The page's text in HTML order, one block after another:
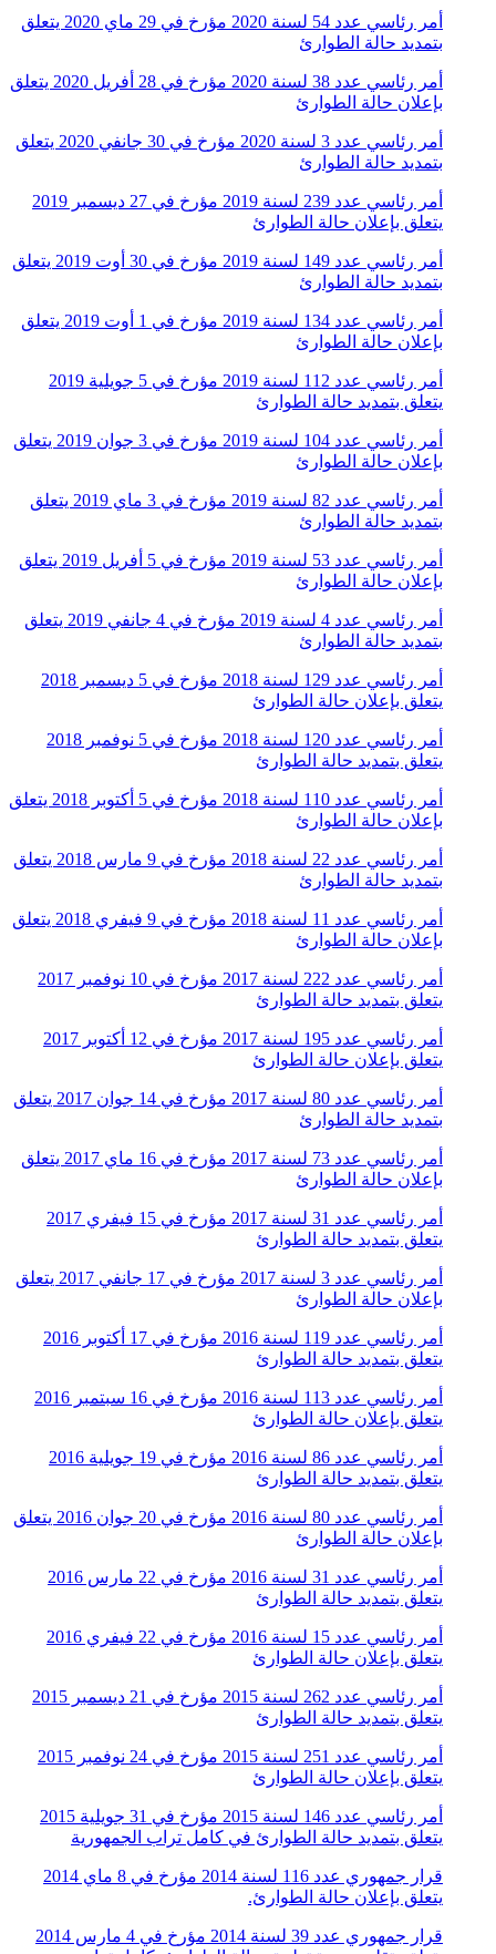
أمر رئاسي عدد 54 لسنة 2020 مؤرخ في 29 ماي 2020 يتعلق
بتمديد حالة الطوارئ
أمر رئاسي عدد 38 لسنة 2020 مؤرخ في 28 أفريل 2020 يتعلق
بإعلان حالة الطوارئ
أمر رئاسي عدد 3 لسنة 2020 مؤرخ في 30 جانفي 2020 يتعلق
بتمديد حالة الطوارئ
أمر رئاسي عدد 239 لسنة 2019 مؤرخ في 27 ديسمبر 2019
يتعلق بإعلان حالة الطوارئ
أمر رئاسي عدد 149 لسنة 2019 مؤرخ في 30 أوت 2019 يتعلق
بتمديد حالة الطوارئ
أمر رئاسي عدد 134 لسنة 2019 مؤرخ في 1 أوت 2019 يتعلق
بإعلان حالة الطوارئ
أمر رئاسي عدد 112 لسنة 2019 مؤرخ في 5 جويلية 2019
يتعلق بتمديد حالة الطوارئ
أمر رئاسي عدد 104 لسنة 2019 مؤرخ في 3 جوان 2019 يتعلق
بإعلان حالة الطوارئ
أمر رئاسي عدد 82 لسنة 2019 مؤرخ في 3 ماي 2019 يتعلق
بتمديد حالة الطوارئ
أمر رئاسي عدد 53 لسنة 2019 مؤرخ في 5 أفريل 2019 يتعلق
بإعلان حالة الطوارئ
أمر رئاسي عدد 4 لسنة 2019 مؤرخ في 4 جانفي 2019 يتعلق
بتمديد حالة الطوارئ
أمر رئاسي عدد 129 لسنة 2018 مؤرخ في 5 ديسمبر 2018
يتعلق بإعلان حالة الطوارئ
أمر رئاسي عدد 120 لسنة 2018 مؤرخ في 5 نوفمبر 2018
يتعلق بتمديد حالة الطوارئ
أمر رئاسي عدد 110 لسنة 2018 مؤرخ في 5 أكتوبر 2018 يتعلق
بإعلان حالة الطوارئ
أمر رئاسي عدد 22 لسنة 2018 مؤرخ في 9 مارس 2018 يتعلق
بتمديد حالة الطوارئ
أمر رئاسي عدد 11 لسنة 2018 مؤرخ في 9 فيفري 2018 يتعلق
بإعلان حالة الطوارئ
أمر رئاسي عدد 222 لسنة 2017 مؤرخ في 10 نوفمبر 2017
يتعلق بتمديد حالة الطوارئ
أمر رئاسي عدد 195 لسنة 2017 مؤرخ في 12 أكتوبر 2017
يتعلق بإعلان حالة الطوارئ
أمر رئاسي عدد 80 لسنة 2017 مؤرخ في 14 جوان 2017 يتعلق
بتمديد حالة الطوارئ
أمر رئاسي عدد 73 لسنة 2017 مؤرخ في 16 ماي 2017 يتعلق
بإعلان حالة الطوارئ
أمر رئاسي عدد 31 لسنة 2017 مؤرخ في 15 فيفري 2017
يتعلق بتمديد حالة الطوارئ
أمر رئاسي عدد 3 لسنة 2017 مؤرخ في 17 جانفي 2017 يتعلق
بإعلان حالة الطوارئ
أمر رئاسي عدد 119 لسنة 2016 مؤرخ في 17 أكتوبر 2016
يتعلق بتمديد حالة الطوارئ
أمر رئاسي عدد 113 لسنة 2016 مؤرخ في 16 سبتمبر 2016
يتعلق بإعلان حالة الطوارئ
أمر رئاسي عدد 86 لسنة 2016 مؤرخ في 19 جويلية 2016
يتعلق بتمديد حالة الطوارئ
أمر رئاسي عدد 80 لسنة 2016 مؤرخ في 20 جوان 2016 يتعلق
بإعلان حالة الطوارئ
أمر رئاسي عدد 31 لسنة 2016 مؤرخ في 22 مارس 2016
يتعلق بتمديد حالة الطوارئ
أمر رئاسي عدد 15 لسنة 2016 مؤرخ في 22 فيفري 2016
يتعلق بإعلان حالة الطوارئ
أمر رئاسي عدد 262 لسنة 2015 مؤرخ في 21 ديسمبر 2015
يتعلق بتمديد حالة الطوارئ
أمر رئاسي عدد 251 لسنة 2015 مؤرخ في 24 نوفمبر 2015
يتعلق بإعلان حالة الطوارئ
أمر رئاسي عدد 146 لسنة 2015 مؤرخ في 31 جويلية 2015
يتعلق بتمديد حالة الطوارئ في كامل تراب الجمهورية
قرار جمهوري عدد 116 لسنة 2014 مؤرخ في 8 ماي 2014
يتعلق بإعلان حالة الطوارئ.
قرار جمهوري عدد 39 لسنة 2014 مؤرخ في 4 مارس 2014